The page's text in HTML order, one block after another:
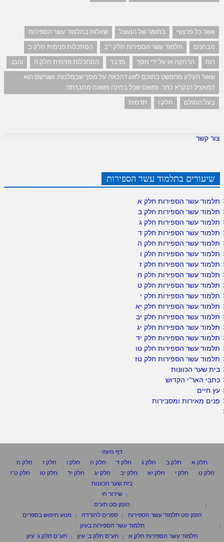
אשר כל פרצוף בחומר של הנאצל
שאלות בתלמוד עשר הספירות
מבחנים
תלמוד עשר הספירות חלק י"ב
הסתכלות פנימית חלק ב
רוח
הרחקה או על ידי מסך מדבר הסתכלות פנימית חלק ה
והבן.
שאור העליון מתפשט בתוכם לזווג דהכאה על מסך שבמלכות. ושורשם הוא
המאציל הנקרא כתר. ומשום שכל בחינה משונה מחברתה
בעל הסולם
חלק ו תדמית
צור קשר
שיעורים בתלמוד עשר הספירות
תלמוד עשר הספירות חלק א
תלמוד עשר הספירות חלק ב
תלמוד עשר הספירות חלק ג
תלמוד עשר הספירות חלק ד
תלמוד עשר הספירות חלק ה
תלמוד עשר הספירות חלק ו
תלמוד עשר הספירות חלק ז
תלמוד עשר הספירות חלק ח
תלמוד עשר הספירות חלק ט
תלמוד עשר הספירות חלק י
תלמוד עשר הספירות חלק יא
תלמוד עשר הספירות חלק יב
תלמוד עשר הספירות חלק יג
תלמוד עשר הספירות חלק יד
תלמוד עשר הספירות חלק טו
תלמוד עשר הספירות חלק טז
בית שער הכוונות
כתבי האר"י הקדוש
עץ חיים
פנים מאירות ומסבירות
דף היומי
חלק א
חלק ב חלק ג חלק ד חלק ה חלק ו חלק ז
חלק ח
חלק ט
חלק י חלק יא חלק יב חלק יג חלק יד חלק טו
חלק ט"ז
בית שער הכוונות
שידור חי
הזמן סט תע"ס
הזמן סט תלמוד עשר הספירות
ספרים להורדה
מנוע חיפוש בספרים
תלמוד עשר הספירות בעיון
תלמוד עשר הספירות חלק א
תע"ס חלק ב' עיון תע"ס חלק ג' עיון